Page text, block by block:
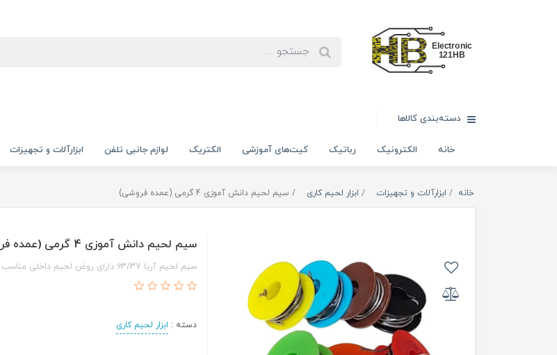
دسته‌بندی کالاها
خانه الکترونیک رباتیک کیت‌های آموزشی الکتریک لوازم جانبی تلفن ابزارآلات و تجهیزات
خانه ابزارآلات و تجهیزات ابزار لحیم کاری سیم لحیم دانش آموزی 4 گرمی (عمده فروشی)
سیم لحیم دانش آموزی 4 گرمی (عمده فروشی)
سیم لحیم آریا 63/37 دارای روغن لحیم داخلی مناسب پروژه‌های آموزشی
دسته : ابزار لحیم کاری